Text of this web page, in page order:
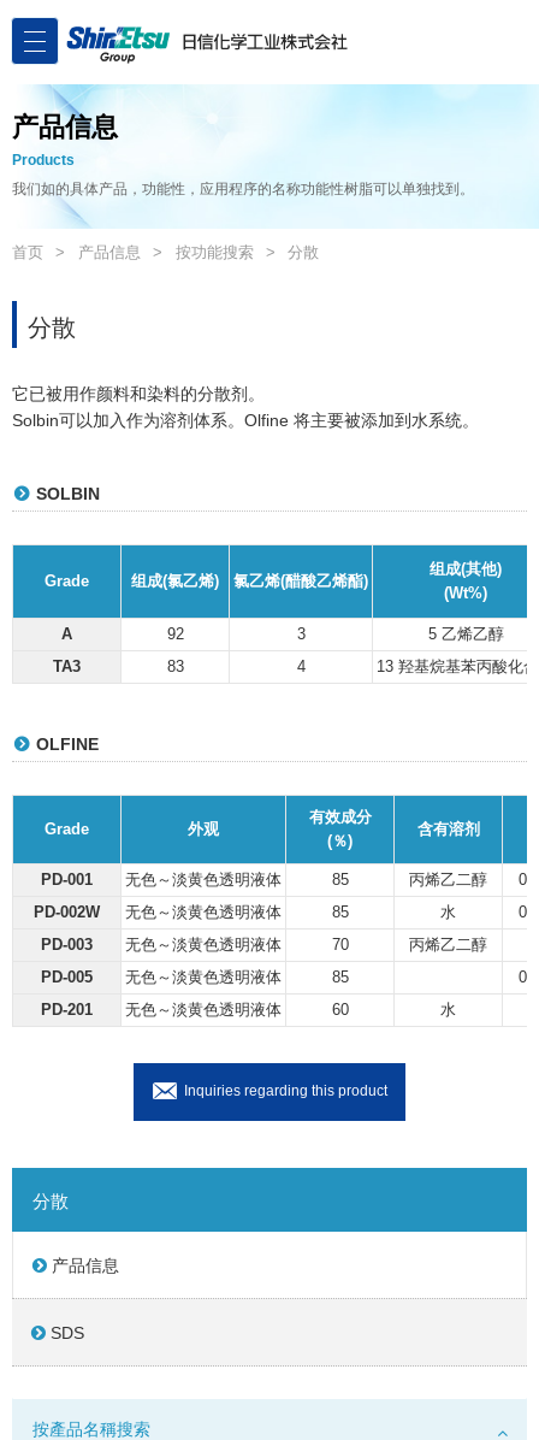
产品信息
Products
我们如的具体产品，功能性，应用程序的名称功能性树脂可以单独找到。
首页 产品信息 按功能搜索 分散
分散
它已被用作颜料和染料的分散剂。
Solbin可以加入作为溶剂体系。Olfine 将主要被添加到水系统。
SOLBIN
Grade 组成(氯乙烯) 氯乙烯(醋酸乙烯酯)
组成(其他)
(Wt%)
A 92 3
5 乙烯乙醇
TA3
83 4 13 羟基烷基苯丙酸化
OLFINE
Grade 外观
有效成分
(％)
含有溶剂
PD-001 无色～淡黄色透明液体 85 丙烯乙二醇
PD-002W
无色～淡黄色透明液体 85 水
PD-003
无色～淡黄色透明液体 70
丙烯乙二醇
PD-005
无色～淡黄色透明液体 85
PD-201
无色～淡黄色透明液体 60 水
Inquiries regarding this product
分散
产品信息
SDS
按產品名稱搜索